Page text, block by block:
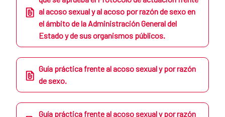
al acoso sexual y al acoso por razón de sexo en
el ámbito de la Administración General del
Estado y de sus organismos públicos.
Guía práctica frente al acoso sexual y por razón
de sexo.
Guía práctica frente al acoso sexual y por razón